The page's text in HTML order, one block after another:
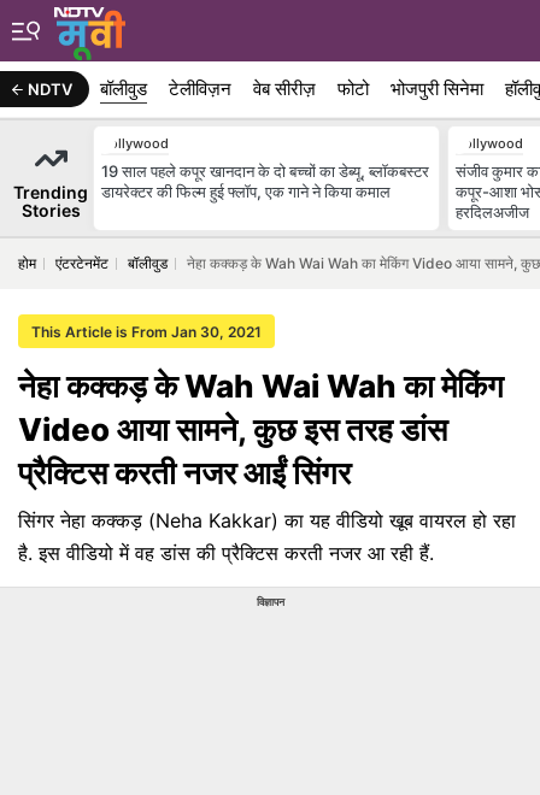
NDTV बॉलीवुड टेलीविज़न वेब सीरीज़ फोटो भोजपुरी सिनेमा
Trending
Stories
Bollywood
19 साल पहले कपूर खानदान के दो बच्चों का डेब्यू, ब्लॉकबस्टर
डायरेक्टर की फिल्म हुई फ्लॉप, एक गाने ने किया कमाल
Bollywood
संजीव कुमार
कपूर-आशा
हरदिलअजीज
होम एंटरटेनमेंट बॉलीवुड नेहा कक्कड़ के Wah Wai Wah का मेकिंग Video आया सामने, कुछ
This Article is From Jan 30, 2021
नेहा कक्कड़ के Wah Wai Wah का मेकिंग
Video आया सामने, कुछ इस तरह डांस
प्रैक्टिस करती नजर आईं सिंगर
सिंगर नेहा कक्कड़ (Neha Kakkar) का यह वीडियो खूब वायरल हो रहा
है. इस वीडियो में वह डांस की प्रैक्टिस करती नजर आ रही हैं.
विज्ञापन